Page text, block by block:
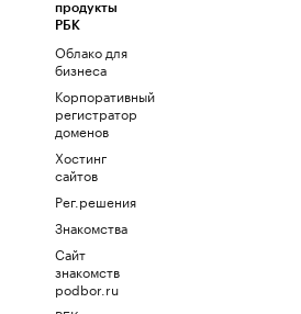
продукты
РБК
Облако для
бизнеса
Корпоративный
регистратор
доменов
Хостинг
сайтов
Рег.решения
Знакомства
Сайт
знакомств
podbor.ru